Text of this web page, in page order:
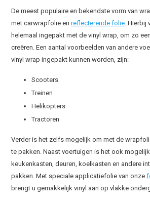
De meest populaire en bekendste vorm van
met carwrapfolie enreflecterende folie. Hierbij
helemaal ingepakt met de vinyl wrap, om zo
creëren. Een aantal voorbeelden van andere
vinyl wrap ingepakt kunnen worden, zijn:
Scooters
Treinen
Helikopters
Tractoren
Verder is het zelfs mogelijk om met de
te pakken. Naast voertuigen is het ook
keukenkasten, deuren, koelkasten en andere
pakken. Met speciale applicatiefolie van onze
brengt u gemakkelijk vinyl aan op vlakke